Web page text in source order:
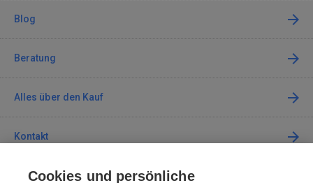
Blog
Beratung
Alles über den Kauf
Kontakt
Cookies und persönliche